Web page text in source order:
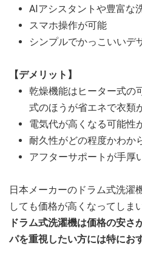
AIアシスタントや豊富な
スマホ操作が可能
シンプルでかっこいいデ
【デメリット】
乾燥機能はヒーター式の
式のほうが省エネで衣類
電気代が高くなる可能性
耐久性がどの程度かわか
アフターサポートが手厚
日本メーカーのドラム式洗濯
しても価格が高くなってしま
ドラム式洗濯機は価格の安さ
パを重視したい方には特にお